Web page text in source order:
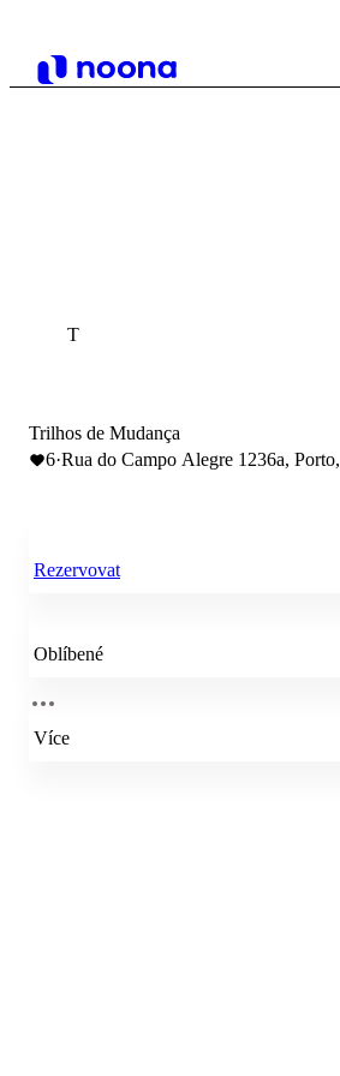
T
Trilhos de Mudança
6·Rua do Campo Alegre 1236a, Porto,
Rezervovat
Oblíbené
Více